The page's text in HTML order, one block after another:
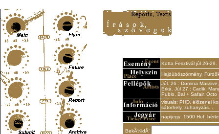
Kotta Fesztivál júl 26-29.
Hajdúböszörmény,
Júl. 26.: Domina
Erká. Júl 27.: Cadik,
Publo, Bal + Safair, Octo
visuals: PHD, élõzenei
sátorhely, zuhanyzás...
napijegy: 1500 Huf,
BekÃ¼ldÅ‘